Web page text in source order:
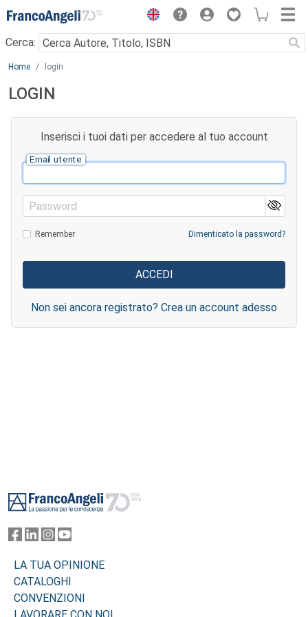
Menu
Cerca:
Main content
Home login
LOGIN
Inserisci i tuoi dati per accedere al tuo account
Email utente
Password
Remember Dimenticato la password?
Non sei ancora registrato? Crea un account adesso
LA TUA OPINIONE
CATALOGHI
CONVENZIONI